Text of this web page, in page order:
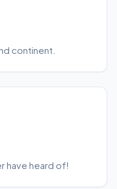
continent.
have heard of!